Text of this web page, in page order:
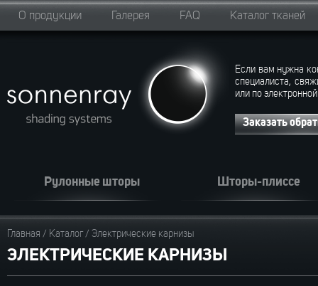
О продукции Галерея FAQ Каталог тканей
Если вам нужна
специалиста,
или по
Заказать
Рулонные шторы Шторы-плиссе
Главная / Каталог/ Электрические карнизы
ЭЛЕКТРИЧЕСКИЕ КАРНИЗЫ